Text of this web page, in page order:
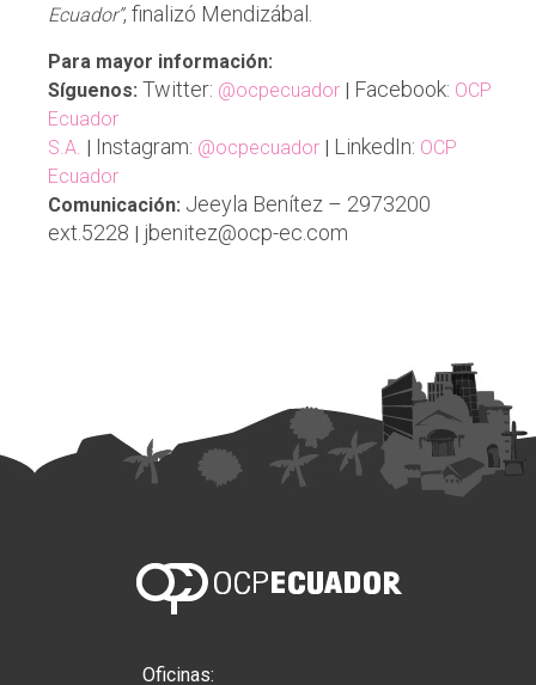
Ecuador”, finalizó Mendizábal.
Para mayor información:
Síguenos: Twitter: @ocpecuador | Facebook: OCP
Ecuador
S.A. | Instagram: @ocpecuador | LinkedIn: OCP
Ecuador
Comunicación: Jeeyla Benítez – 2973200
ext.5228 | jbenitez@ocp-ec.com
Oficinas: